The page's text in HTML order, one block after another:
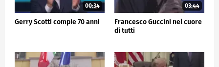
00:34
Gerry Scotti compie 70 anni
03:44
Francesco Guccini nel cuore
di tutti